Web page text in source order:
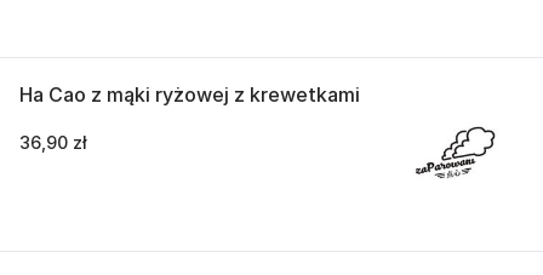
Ha Cao z mąki ryżowej z krewetkami
36,90 zł